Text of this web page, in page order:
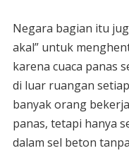
Negara bagian itu
akal” untuk
karena cuaca panas
di luar ruangan
banyak orang
panas, tetapi hanya
dalam sel beton